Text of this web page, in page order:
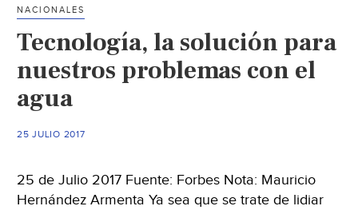
NACIONALES
Tecnología, la solución para
nuestros problemas con el
agua
25 JULIO 2017
25 de Julio 2017 Fuente: Forbes Nota: Mauricio
Hernández Armenta Ya sea que se trate de lidiar